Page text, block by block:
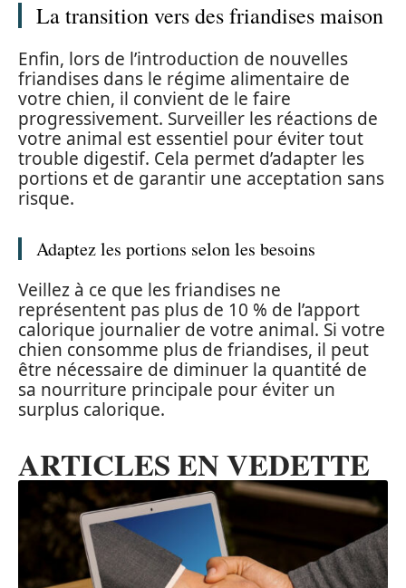
La transition vers des friandises maison
Enfin, lors de l’introduction de nouvelles
friandises dans le régime alimentaire de
votre chien, il convient de le faire
progressivement. Surveiller les réactions de
votre animal est essentiel pour éviter tout
trouble digestif. Cela permet d’adapter les
portions et de garantir une acceptation sans
risque.
Adaptez les portions selon les besoins
Veillez à ce que les friandises ne
représentent pas plus de 10 % de l’apport
calorique journalier de votre animal. Si votre
chien consomme plus de friandises, il peut
être nécessaire de diminuer la quantité de
sa nourriture principale pour éviter un
surplus calorique.
ARTICLES EN VEDETTE